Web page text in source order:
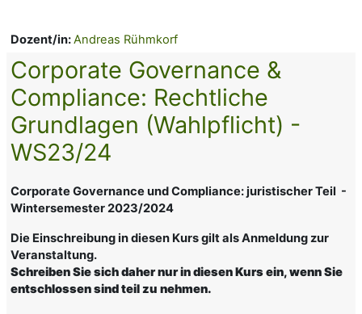
Dozent/in:Andreas Rühmkorf
Corporate Governance &
Compliance: Rechtliche
Grundlagen (Wahlpflicht) -
WS23/24
Corporate Governance und Compliance: juristischer Teil -
Wintersemester 2023/2024
Die Einschreibung in diesen Kurs gilt als Anmeldung zur
Veranstaltung.
Schreiben Sie sich daher nur in diesen Kurs ein, wenn Sie
entschlossen sind teil zu nehmen.